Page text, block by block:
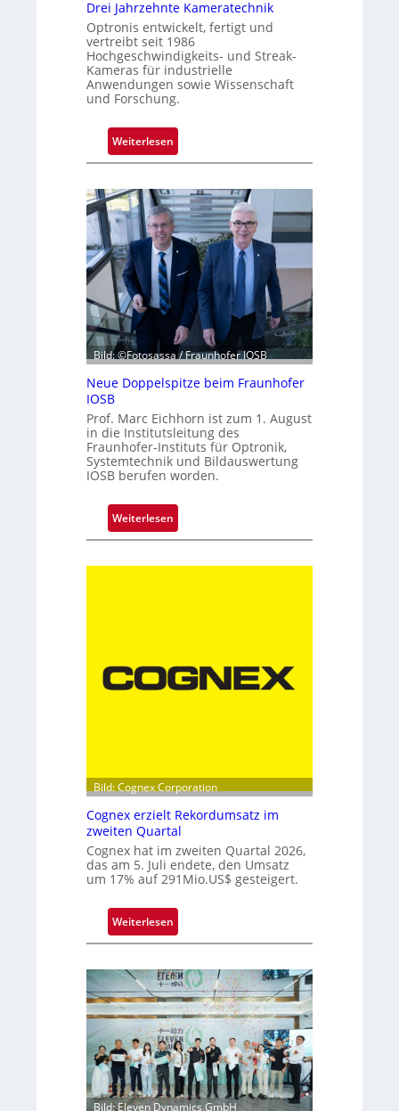
Drei Jahrzehnte Kameratechnik
Optronis entwickelt, fertigt und
vertreibt seit 1986
Hochgeschwindigkeits- und Streak-
Kameras für industrielle
Anwendungen sowie Wissenschaft
und Forschung.
Weiterlesen
D
e
i
J
a
h
e
h
n
t
K
a
m
e
t
c
Bild: ©Fotosassa / Fraunhofer IOSB
Neue Doppelspitze beim Fraunhofer
IOSB
Prof. Marc Eichhorn ist zum 1. August
in die Institutsleitung des
Fraunhofer-Instituts für Optronik,
Systemtechnik und Bildauswertung
IOSB berufen worden.
Weiterlesen
N
p
e
t
z
e
b
e
i
F
a
u
n
h
o
f
e
r
I
Bild: Cognex Corporation
Cognex erzielt Rekordumsatz im
zweiten Quartal
Cognex hat im zweiten Quartal 2026,
das am 5. Juli endete, den Umsatz
um 17% auf 291Mio.US$ gesteigert.
Weiterlesen
C
g
n
e
x
e
r
z
Bild: Eleven Dynamics GmbH